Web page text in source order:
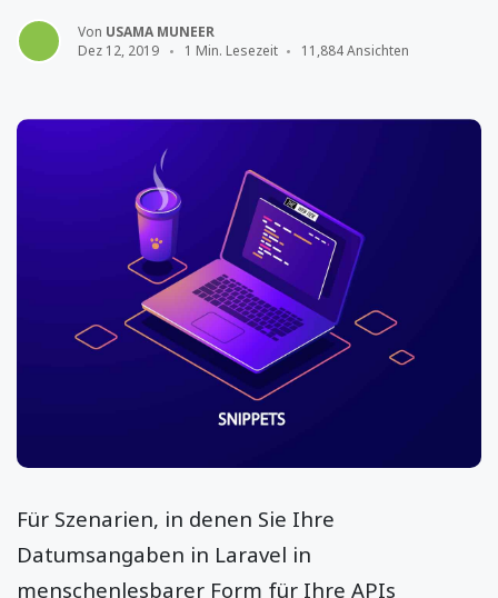
Von USAMA MUNEER
Dez 12, 2019
1 Min. Lesezeit 11,884 Ansichten
Für Szenarien, in denen Sie Ihre
Datumsangaben in Laravel in
menschenlesbarer Form für Ihre APIs